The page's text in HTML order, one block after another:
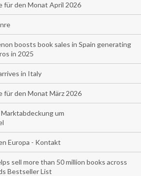
für den Monat April 2026
boosts book sales in Spain generating
in 2025
in Italy
für den Monat März 2026
um
Europa - Kontakt
sell more than 50 million books across
Bestseller List